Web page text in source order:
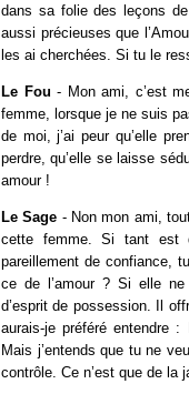
dans sa folie des leçons
aussi précieuses que
les ai cherchées. Si tu le
Le Fou - Mon ami, c’est
femme, lorsque je ne suis
de moi, j’ai peur qu’elle
perdre, qu’elle se laisse
amour !
Le Sage - Non mon ami,
cette femme. Si tant est
pareillement de confiance,
ce de l’amour ? Si elle ne
d’esprit de possession. Il
aurais-je préféré entendre :
Mais j’entends que tu ne
contrôle. Ce n’est que de la